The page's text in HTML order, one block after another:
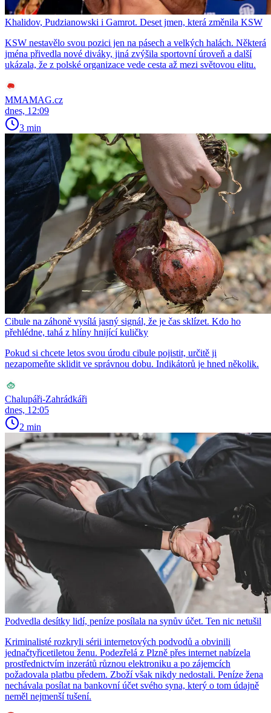
Khalidov, Pudzianowski i Gamrot. Deset jmen, která změnila KSW
KSW nestavělo svou pozici jen na pásech a velkých halách. Některá
jména přivedla nové diváky, jiná zvýšila sportovní úroveň a další
ukázala, že z polské organizace vede cesta až mezi světovou elitu.
MMAMAG.cz
dnes, 12:09
3 min
Cibule na záhoně vysílá jasný signál, že je čas sklízet. Kdo ho
přehlédne, tahá z hlíny hnijící kuličky
Pokud si chcete letos svou úrodu cibule pojistit, určitě ji
nezapomeňte sklidit ve správnou dobu. Indikátorů je hned několik.
Chalupáři-Zahrádkáři
dnes, 12:05
2 min
Podvedla desítky lidí, peníze posílala na synův účet. Ten nic netušil
Kriminalisté rozkryli sérii internetových podvodů a obvinili
jednačtyřicetiletou ženu. Podezřelá z Plzně přes internet nabízela
prostřednictvím inzerátů různou elektroniku a po zájemcích
požadovala platbu předem. Zboží však nikdy nedostali. Peníze žena
nechávala posílat na bankovní účet svého syna, který o tom údajně
neměl nejmenší tušení.